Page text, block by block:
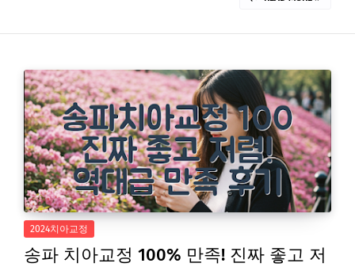
2024치아교정
송파 치아교정 100% 만족! 진짜 좋고 저